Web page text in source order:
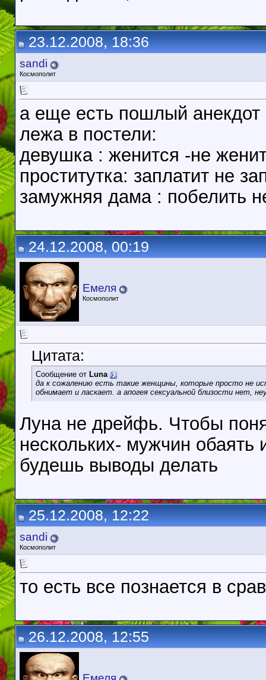
23.12.2008, 18:36
sandi
Космополит
а еще есть пошлый
лежа в постели:
девушка : женится -не
проститутка: заплатит не
замужняя дама : побелить
24.12.2008, 00:19
Емеля
Космополит
Цитата:
Сообщение от Luna
да к сожалению есть такие женщины, которые просто не
обнимает и ласкает. а апогея сексуальной близости нет,
Луна не дрейфь. Чтобы
нескольких- мужчин обаять
будешь выводы делать
25.12.2008, 12:22
sandi
Космополит
то есть все познается в
26.12.2008, 12:55